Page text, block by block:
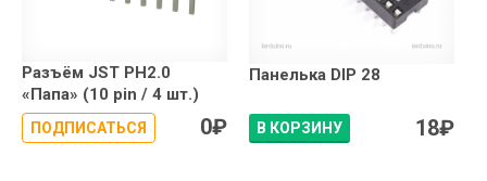
Разъём JST PH2.0
«Папа» (10 pin / 4 шт.)
ПОДПИСАТЬСЯ 0₽
Панелька DIP 28
В КОРЗИНУ 18₽